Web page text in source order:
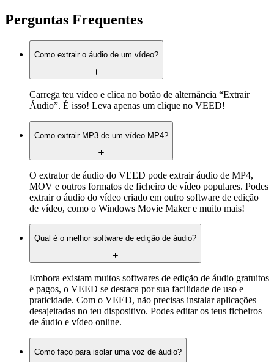
Perguntas Frequentes
Como extrair o áudio de um vídeo?
Carrega teu vídeo e clica no botão de alternância “Extrair
Áudio”. É isso! Leva apenas um clique no VEED!
Como extrair MP3 de um vídeo MP4?
O extrator de áudio do VEED pode extrair áudio de MP4,
MOV e outros formatos de ficheiro de vídeo populares. Podes
extrair o áudio do vídeo criado em outro software de edição
de vídeo, como o Windows Movie Maker e muito mais!
Qual é o melhor software de edição de áudio?
Embora existam muitos softwares de edição de áudio gratuitos
e pagos, o VEED se destaca por sua facilidade de uso e
praticidade. Com o VEED, não precisas instalar aplicações
desajeitadas no teu dispositivo. Podes editar os teus ficheiros
de áudio e vídeo online.
Como faço para isolar uma voz de áudio?